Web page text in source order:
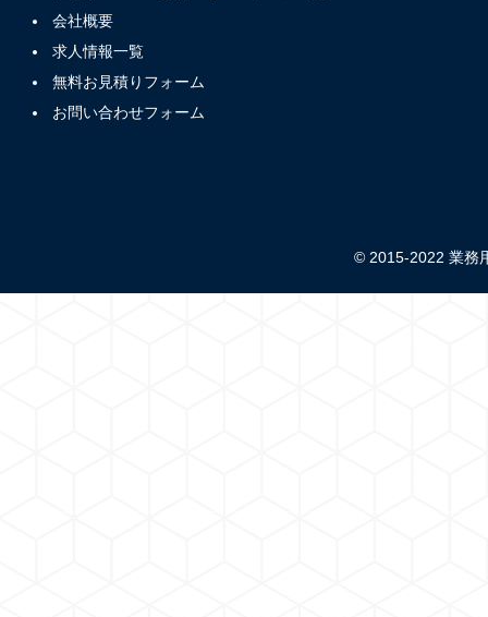
会社概要
求人情報一覧
無料お見積りフォーム
お問い合わせフォーム
© 2015-2022 業務